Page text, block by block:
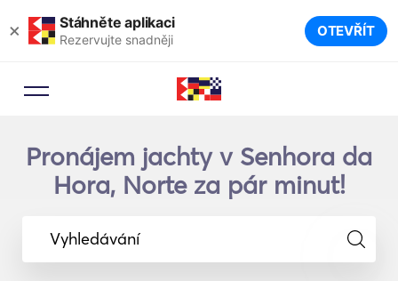
× Stáhněte aplikaci
Rezervujte snadněji OTEVŘÍT
Pronájem jachty v Senhora da
Hora, Norte za pár minut!
Vyhledávání